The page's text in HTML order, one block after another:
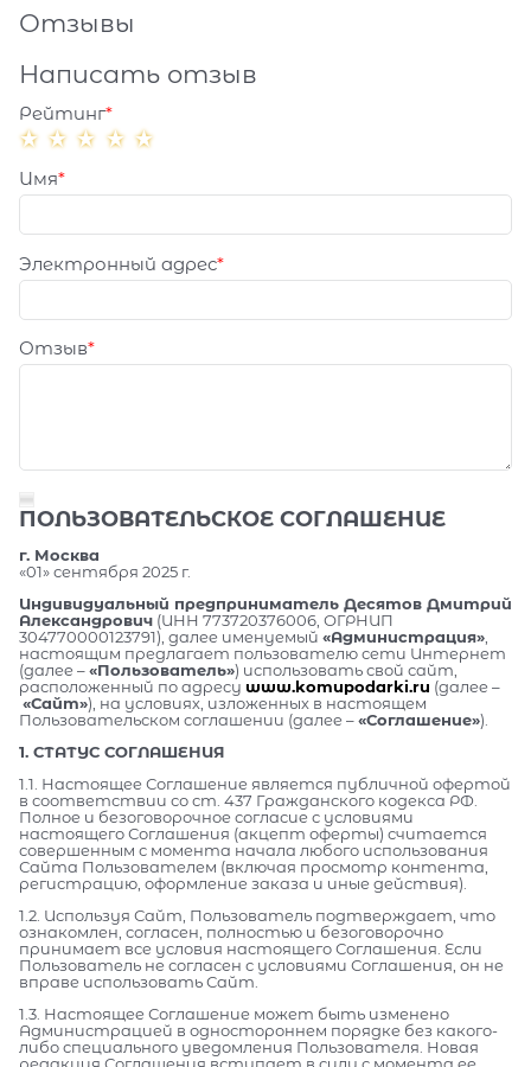
Отзывы
Написать отзыв
Рейтинг
Имя
Электронный адрес
Отзыв
ПОЛЬЗОВАТЕЛЬСКОЕ СОГЛАШЕНИЕ
г. Москва
«01» сентября 2025 г.
Индивидуальный предприниматель Десятов Дмитрий
Александрович (ИНН 773720376006, ОГРНИП
304770000123791), далее именуемый «Администрация»,
настоящим предлагает пользователю сети Интернет
(далее –«Пользователь») использовать свой сайт,
расположенный по адресу www.komupodarki.ru (далее –
«Сайт»), на условиях, изложенных в настоящем
Пользовательском соглашении (далее –«Соглашение»).
1. СТАТУС СОГЛАШЕНИЯ
1.1. Настоящее Соглашение является публичной офертой
в соответствии со ст. 437 Гражданского кодекса РФ.
Полное и безоговорочное согласие с условиями
настоящего Соглашения (акцепт оферты) считается
совершенным с момента начала любого использования
Сайта Пользователем (включая просмотр контента,
регистрацию, оформление заказа и иные действия).
1.2. Используя Сайт, Пользователь подтверждает, что
ознакомлен, согласен, полностью и безоговорочно
принимает все условия настоящего Соглашения. Если
Пользователь не согласен с условиями Соглашения, он не
вправе использовать Сайт.
1.3. Настоящее Соглашение может быть изменено
Администрацией в одностороннем порядке без какого-
либо специального уведомления Пользователя. Новая